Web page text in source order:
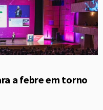
a febre em torno